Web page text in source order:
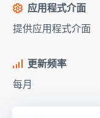
应用程式介面
提供应用程式介面
更新频率
每月